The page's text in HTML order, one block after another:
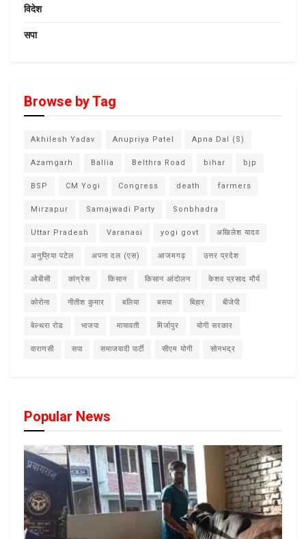
विदेश
सपा
Browse by Tag
Akhilesh Yadav Anupriya Patel Apna Dal (S)
Azamgarh Ballia Belthra Road bihar bjp
BSP CM Yogi Congress death farmers
Mirzapur Samajwadi Party Sonbhadra
Uttar Pradesh Varanasi yogi govt अखिलेश यादव
अनुप्रिया पटेल अपना दल (एस) आजमगढ़ उत्तर प्रदेश
ओबीसी कांग्रेस किसान किसान आंदोलन केशव प्रसाद मौर्य
कोरोना नीतीश कुमार बलिया बसपा बिहार बीजेपी
बेल्थरा रोड भाजपा मायावती मिर्जापुर योगी सरकार
वाराणसी सपा समाजवादी पार्टी सीएम योगी सोनभद्र
Popular News